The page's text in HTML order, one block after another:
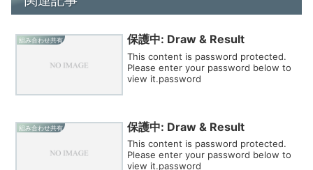
組み合わせ共有 保護中: Draw & Result
This content is password protected.
Please enter your password below to
view it.password
組み合わせ共有 保護中: Draw & Result
This content is password protected.
Please enter your password below to
view it.password